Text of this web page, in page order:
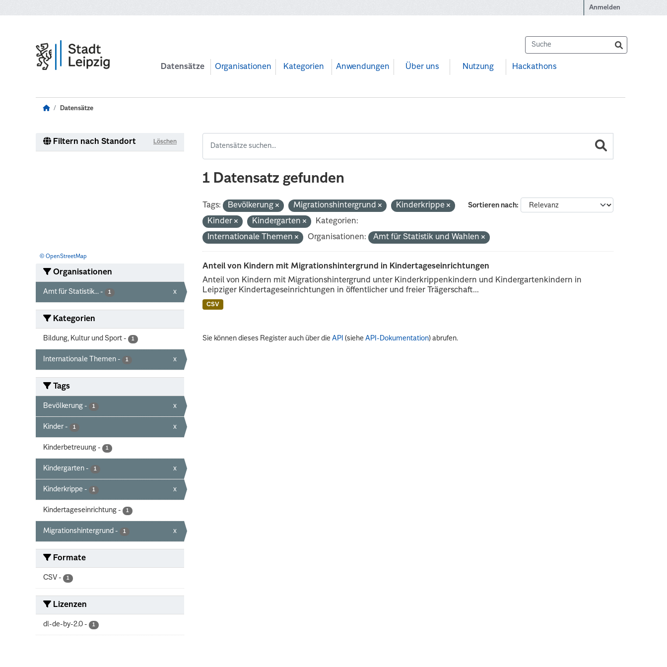
Anmelden
Datensätze Organisationen Kategorien Anwendungen Über uns Nutzung Hackathons
Datensätze
Filtern nach Standort Löschen
© OpenStreetMap
Organisationen
Amt für Statistik... - 1 x
Kategorien
Bildung, Kultur und Sport - 1
Internationale Themen - 1 x
Tags
Bevölkerung - 1 x
Kinder - 1 x
Kinderbetreuung - 1
Kindergarten - 1 x
Kinderkrippe - 1 x
Kindertageseinrichtung - 1
Migrationshintergrund - 1 x
Formate
CSV - 1
Lizenzen
dl-de-by-2.0 - 1
1 Datensatz gefunden
Sortieren nach
Tags: Bevölkerung Migrationshintergrund
Kinderkrippe
Kinder
Kindergarten
Kategorien:
Internationale Themen
Organisationen: Amt für Statistik und Wahlen
Anteil von Kindern mit Migrationshintergrund in Kindertageseinrichtungen
Anteil von Kindern mit Migrationshintergrund unter Kinderkrippenkindern und Kindergartenkindern in
Leipziger Kindertageseinrichtungen in öffentlicher und freier Trägerschaft...
CSV
Sie können dieses Register auch über dieAPI (sieheAPI-Dokumentation) abrufen.